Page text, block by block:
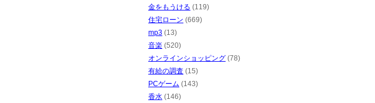
金をもうける (119)
住宅ローン (669)
mp3 (13)
音楽 (520)
オンラインショッピング (78)
有給の調査 (15)
PCゲーム (143)
香水 (146)